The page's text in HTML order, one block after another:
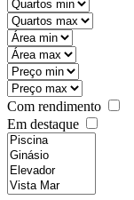
Com rendimento
Em destaque